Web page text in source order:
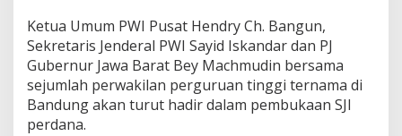
a
k
a
n
B
u
Ketua Umum PWI Pusat Hendry Ch. Bangun,
Sekretaris Jenderal PWI Sayid Iskandar dan PJ
Gubernur Jawa Barat Bey Machmudin bersama
sejumlah perwakilan perguruan tinggi ternama di
Bandung akan turut hadir dalam pembukaan SJI
perdana.